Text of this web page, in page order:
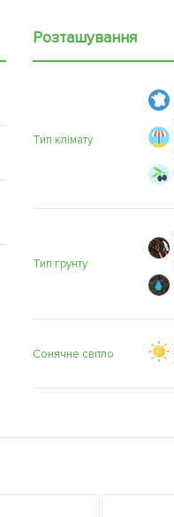
Розташування
Тип клімату
Тип грунту
Сонячне світло